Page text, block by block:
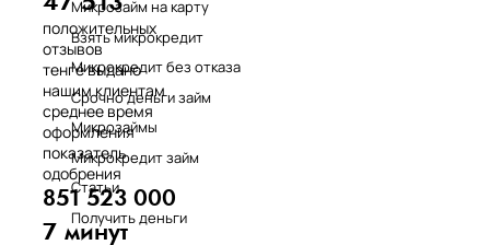
Микрозайм на карту
Взять микрокредит
Микрокредит без отказа
Срочно деньги займ
Микрозаймы
Микрокредит займ
Статьи
Получить деньги
положительных
отзывов
тенге выдано
нашим клиентам
среднее время
оформления
показатель
одобрения
851 523 000
7 минут